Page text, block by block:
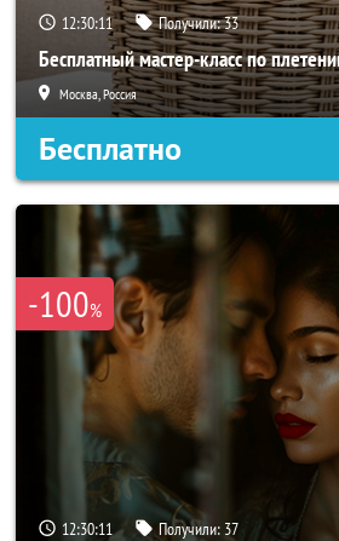
12:30:10 Получили:33
Бесплатный мастер-класс по
Москва, Россия
Бесплатно
-100%
12:30:10 Получили: 37